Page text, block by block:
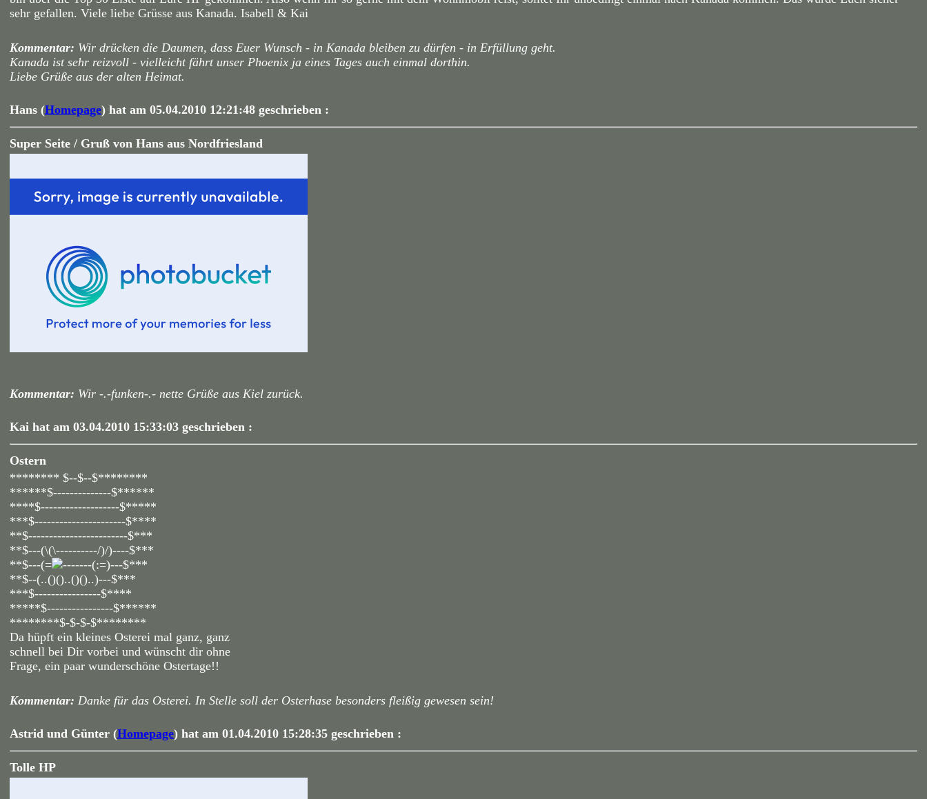
sehr gefallen. Viele liebe Grüsse aus Kanada. Isabell & Kai
Kommentar: Wir drücken die Daumen, dass Euer Wunsch - in Kanada bleiben zu dürfen - in Erfüllung geht.
Kanada ist sehr reizvoll - vielleicht fährt unser Phoenix ja eines Tages auch einmal dorthin.
Liebe Grüße aus der alten Heimat.
Hans (Homepage) hat am 05.04.2010 12:21:48 geschrieben :
Super Seite / Gruß von Hans aus Nordfriesland
Kommentar: Wir -.-funken-.- nette Grüße aus Kiel zurück.
Kai hat am 03.04.2010 15:33:03 geschrieben :
Ostern
******** $--$--$********
******$--------------$******
****$-------------------$*****
***$----------------------$****
**$------------------------$***
**$---(\(\----------/)/)----$***
**$---(=
-------(:=)---$***
**$--(..()()..()()..)---$***
***$----------------$****
*****$----------------$******
********$-$-$-$********
Da hüpft ein kleines Osterei mal ganz, ganz
schnell bei Dir vorbei und wünscht dir ohne
Frage, ein paar wunderschöne Ostertage!!
Kommentar: Danke für das Osterei. In Stelle soll der Osterhase besonders fleißig gewesen sein!
Astrid und Günter (Homepage) hat am 01.04.2010 15:28:35 geschrieben :
Tolle HP